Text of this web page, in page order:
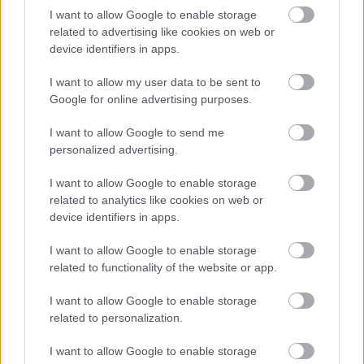
I want to allow Google to enable storage
related to advertising like cookies on web or
device identifiers in apps.
I want to allow my user data to be sent to
Google for online advertising purposes.
I want to allow Google to send me
personalized advertising.
I want to allow Google to enable storage
related to analytics like cookies on web or
device identifiers in apps.
I want to allow Google to enable storage
related to functionality of the website or app.
I want to allow Google to enable storage
related to personalization.
I want to allow Google to enable storage
Έξυπνη συσκευασία υδρογέλης
δείχνει αν το φαγητό παραμένει